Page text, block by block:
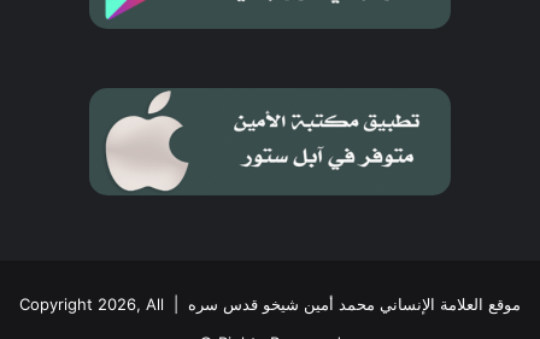
موقع العلامة الإنساني محمد أمين شيخو قدس سره
| Copyright 2026, All